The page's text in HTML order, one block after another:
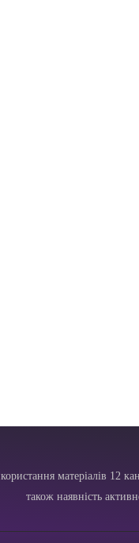
матеріалів 12
також наявність